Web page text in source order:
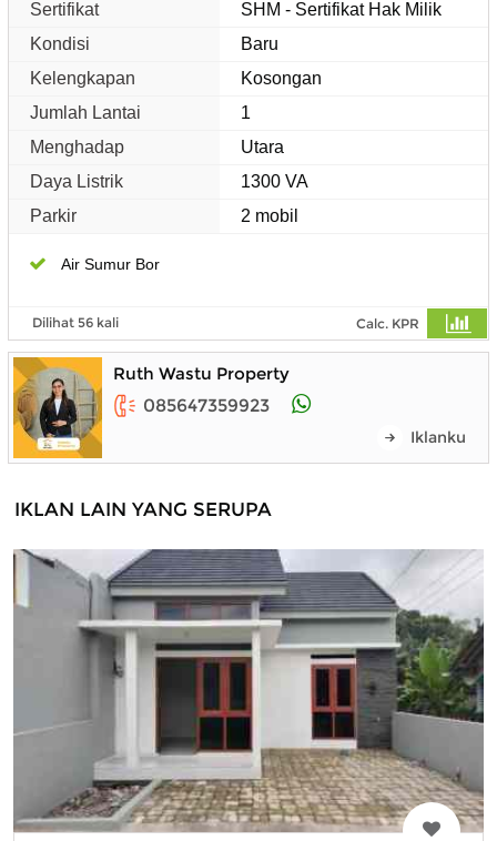
Sertifikat
SHM - Sertifikat Hak Milik
Kondisi
Baru
Kelengkapan
Kosongan
Jumlah Lantai
1
Menghadap
Utara
Daya Listrik
1300 VA
Parkir
2 mobil
Air Sumur Bor
Dilihat 56 kali Calc. KPR
Ruth Wastu Property
085647359923
Iklanku
IKLAN LAIN YANG SERUPA